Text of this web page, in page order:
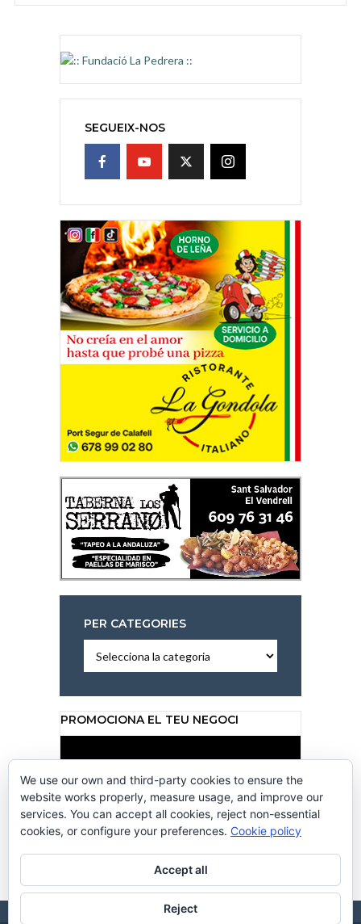
SEGUEIX-NOS
PER CATEGORIES
categories
PROMOCIONA EL TEU NEGOCI
de
vídeo
We use our own and third-party cookies to ensure the
website works properly, measure usage, and improve our
services. You can accept all cookies, reject non-essential
cookies, or configure your preferences. Cookie policy
Accept all
Reject